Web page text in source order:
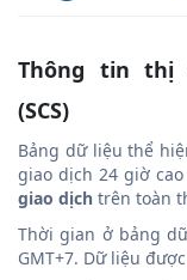
Thông tin thị
(SCS)
Bảng dữ liệu thể
giao dịch 24 giờ
giao dịch trên toàn
Thời gian ở bảng
GMT+7. Dữ liệu